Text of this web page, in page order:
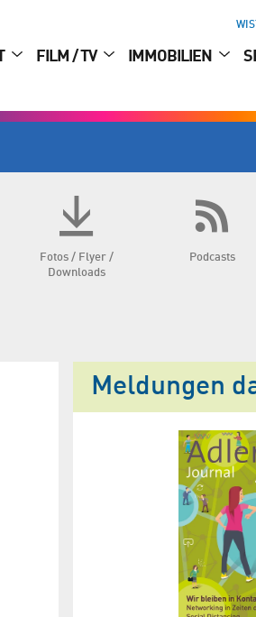
FILM / TV IMMOBILIEN
Fotos / Flyer /
Downloads
Podcasts
Meldungen